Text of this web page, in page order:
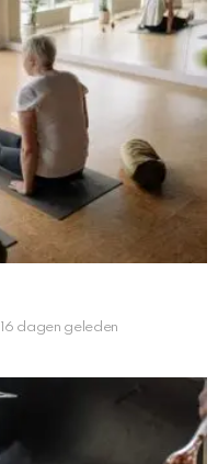
16 dagen geleden